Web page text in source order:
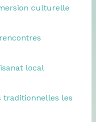
culturelle
local
traditionnelles les